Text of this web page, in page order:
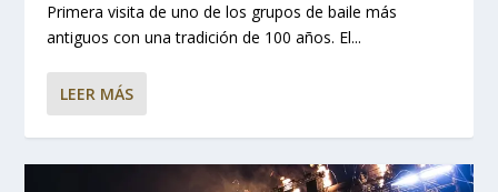
Primera visita de uno de los grupos de baile más
antiguos con una tradición de 100 años. El...
LEER MÁS